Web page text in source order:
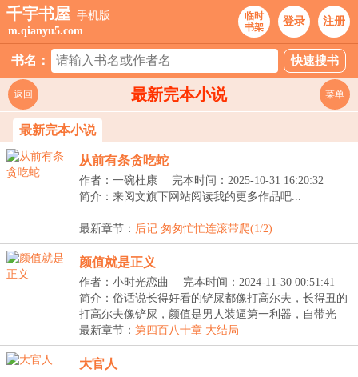
千宇书屋 手机版
m.qianyu5.com
临时
书架
登录 注册
书名：
最新完本小说
返回 菜单
最新完本小说
从前有条贪吃蛇
作者：一碗杜康
完本时间：2025-10-31 16:20:32
简介：来阅文旗下网站阅读我的更多作品吧...
最新章节： 后记 匆匆忙忙连滚带爬(1/2)
颜值就是正义
作者：小时光恋曲
完本时间：2024-11-30 00:51:41
简介：俗话说长得好看的铲屎都像打高尔夫，长得丑的
打高尔夫像铲屎，颜值是男人装逼第一利器，自带光
环，...
最新章节： 第四百八十章 大结局
大官人